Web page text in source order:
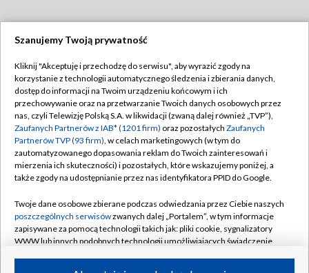
TVP
Abonament TVP
Emisja w TVP
Centrum informacji TVP
Naziemna Telewizja Cyfrowa
Rada Programowa
System NOS
Informacje o nadawcy
Regulamin TVP
Polityka prywatności
Moje zgody
Pomoc
Kontakt
Kanały
Szanujemy Twoją prywatność
Kliknij "Akceptuję i przechodzę do serwisu", aby wyrazić zgody na
korzystanie z technologii automatycznego śledzenia i zbierania danych,
dostęp do informacji na Twoim urządzeniu końcowym i ich
przechowywanie oraz na przetwarzanie Twoich danych osobowych przez
nas, czyli Telewizję Polską S.A. w likwidacji (zwaną dalej również „TVP”),
Zaufanych Partnerów z IAB* (1201 firm) oraz pozostałych Zaufanych
Partnerów TVP (93 firm), w celach marketingowych (w tym do
zautomatyzowanego dopasowania reklam do Twoich zainteresowań i
mierzenia ich skuteczności) i pozostałych, które wskazujemy poniżej, a
także zgody na udostępnianie przez nas identyfikatora PPID do Google.
Twoje dane osobowe zbierane podczas odwiedzania przez Ciebie naszych
poszczególnych serwisówzwanych dalej „Portalem”, w tym informacje
zapisywane za pomocą technologii takich jak: pliki cookie, sygnalizatory
WWW lub innych podobnych technologii umożliwiających świadczenie